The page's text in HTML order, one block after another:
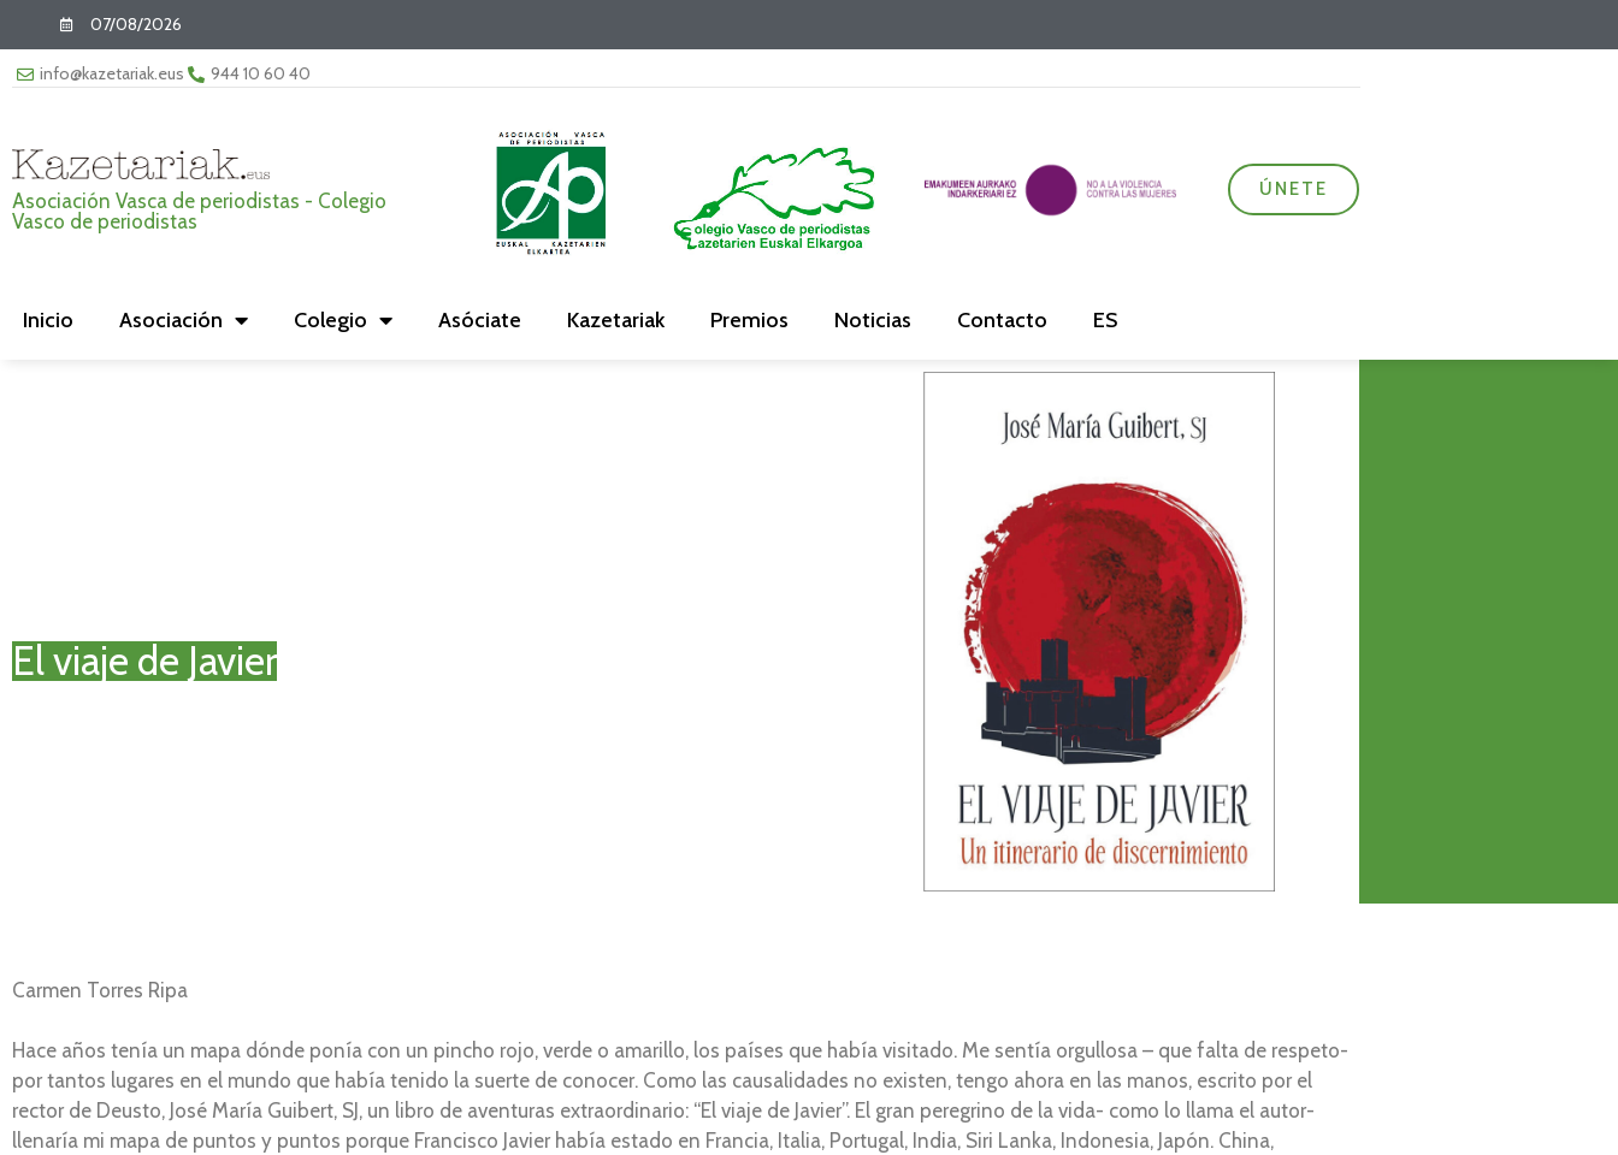
07/08/2026
info@kazetariak.eus 944 10 60 40
Asociación Vasca de periodistas - Colegio
Vasco de periodistas
ÚNETE
Inicio Asociación Colegio Asóciate Kazetariak Premios Noticias Contacto ES
El viaje de Javier
Carmen Torres Ripa
Hace años tenía un mapa dónde ponía con un pincho rojo, verde o amarillo, los países que había visitado. Me sentía orgullosa – que falta de respeto-
por tantos lugares en el mundo que había tenido la suerte de conocer. Como las causalidades no existen, tengo ahora en las manos, escrito por el
rector de Deusto, José María Guibert, SJ, un libro de aventuras extraordinario: “El viaje de Javier”. El gran peregrino de la vida- como lo llama el autor-
llenaría mi mapa de puntos y puntos porque Francisco Javier había estado en Francia, Italia, Portugal, India, Siri Lanka, Indonesia, Japón. China,